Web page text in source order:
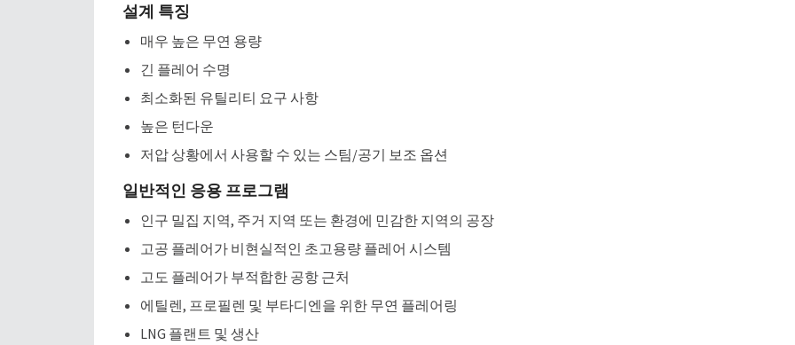
설계 특징
매우 높은 무연 용량
긴 플레어 수명
최소화된 유틸리티 요구 사항
높은 턴다운
저압 상황에서 사용할 수 있는 스팀/공기 보조 옵션
일반적인 응용 프로그램
인구 밀집 지역, 주거 지역 또는 환경에 민감한 지역의 공장
고공 플레어가 비현실적인 초고용량 플레어 시스템
고도 플레어가 부적합한 공항 근처
에틸렌, 프로필렌 및 부타디엔을 위한 무연 플레어링
LNG 플랜트 및 생산